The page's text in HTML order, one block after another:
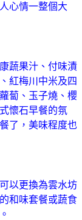
心情一整個大
蔬果汁、付味漬
紅梅川中米及四
蔔、玉子燒、櫻
懷石早餐的氛
了，美味程度也
以更換為雲水坊
和味套餐或蔬食